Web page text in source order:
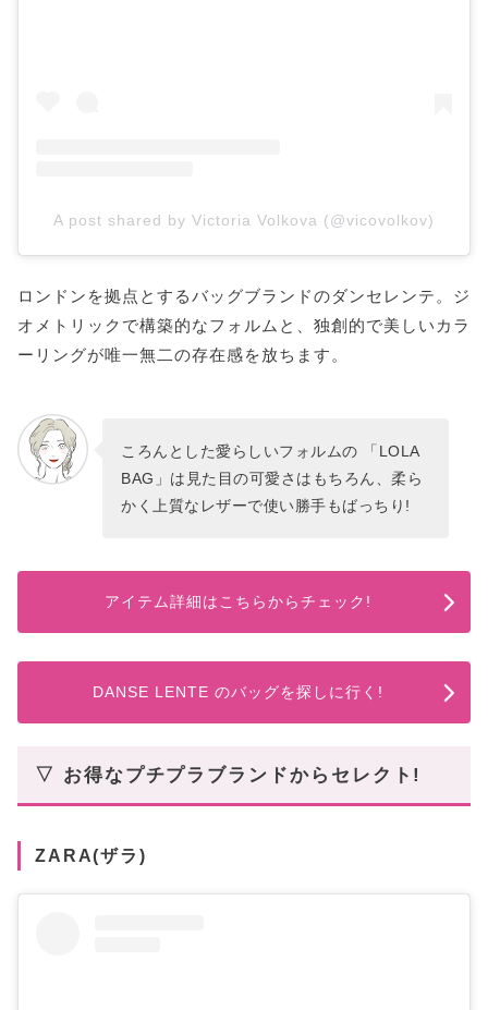
A post shared by Victoria Volkova (@vicovolkov)
ロンドンを拠点とするバッグブランドのダンセレンテ。ジ
オメトリックで構築的なフォルムと、独創的で美しいカラ
ーリングが唯一無二の存在感を放ちます。
ころんとした愛らしいフォルムの 「LOLA
BAG」は見た目の可愛さはもちろん、柔ら
かく上質なレザーで使い勝手もばっちり!
アイテム詳細はこちらからチェック!
DANSE LENTE のバッグを探しに行く!
▽ お得なプチプラブランドからセレクト!
ZARA(ザラ)